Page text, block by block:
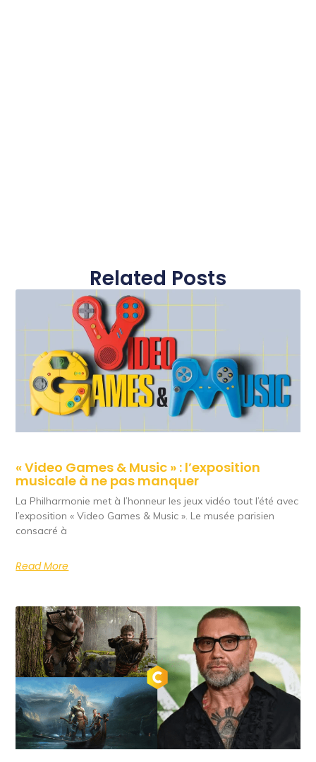
Related Posts
« Video Games & Music » : l’exposition
musicale à ne pas manquer
La Philharmonie met à l’honneur les jeux vidéo tout l’été avec
l’exposition « Video Games & Music ». Le musée parisien
consacré à
Read More